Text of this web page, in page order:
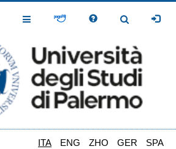
Toggle
Toggle
ITA ENG ZHO GER SPA